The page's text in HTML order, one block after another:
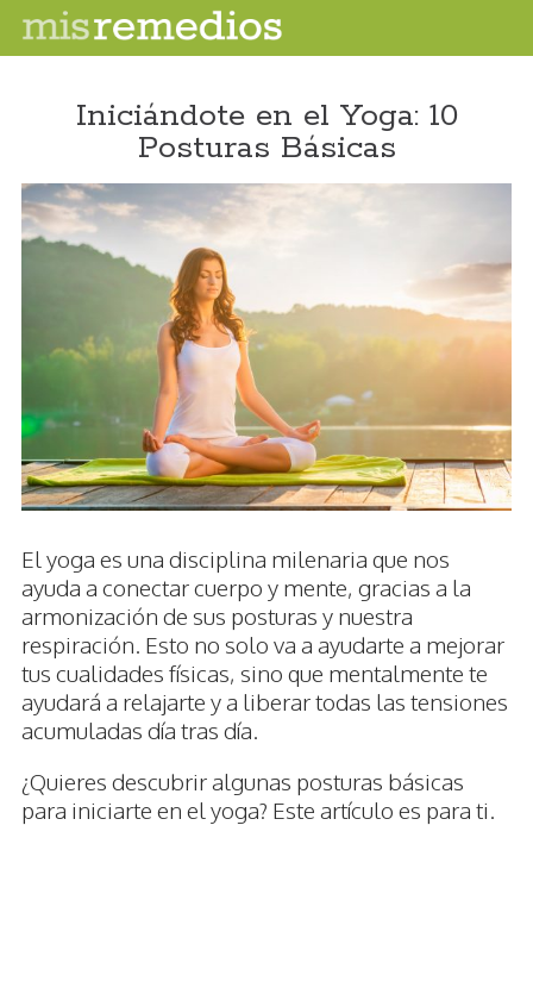
Iniciándote en el Yoga: 10
Posturas Básicas
El yoga es una disciplina milenaria que nos
ayuda a conectar cuerpo y mente, gracias a la
armonización de sus posturas y nuestra
respiración. Esto no solo va a ayudarte a mejorar
tus cualidades físicas, sino que mentalmente te
ayudará a relajarte y a liberar todas las tensiones
acumuladas día tras día.
¿Quieres descubrir algunas posturas básicas
para iniciarte en el yoga? Este artículo es para ti.